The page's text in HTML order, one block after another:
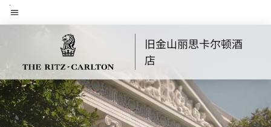
Skip
to菜单文本
旧金山丽思卡尔顿酒
店